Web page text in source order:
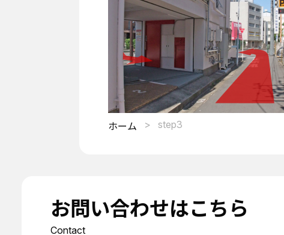
ホーム step3
お問い合わせはこちら
Contact